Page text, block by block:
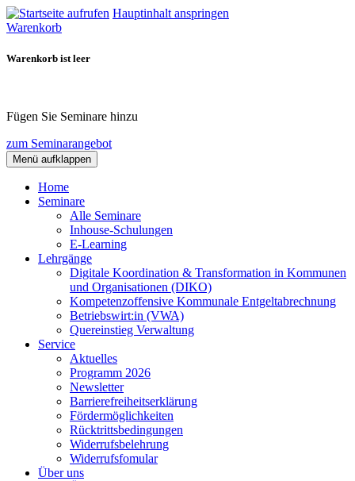
Hauptinhalt anspringen
Warenkorb
Warenkorb ist leer
Fügen Sie Seminare hinzu
zum Seminarangebot
Menü aufklappen
Home
Seminare
Alle Seminare
Inhouse-Schulungen
E-Learning
Lehrgänge
Digitale Koordination & Transformation in Kommunen
und Organisationen (DIKO)
Kompetenzoffensive Kommunale Entgeltabrechnung
Betriebswirt:in (VWA)
Quereinstieg Verwaltung
Service
Aktuelles
Programm 2026
Newsletter
Barrierefreiheitserklärung
Fördermöglichkeiten
Rücktrittsbedingungen
Widerrufsbelehrung
Widerrufsfomular
Über uns